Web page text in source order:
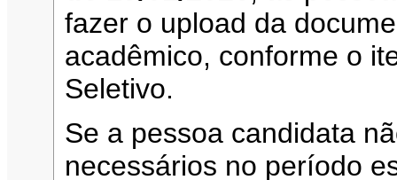
fazer o upload da
acadêmico, conforme o
Seletivo.
Se a pessoa candidata
necessários no período